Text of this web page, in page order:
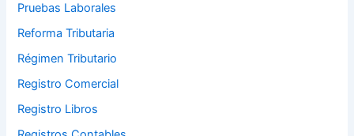
Pruebas Laborales
Reforma Tributaria
Régimen Tributario
Registro Comercial
Registro Libros